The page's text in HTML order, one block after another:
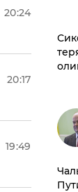
20:24
20:17
19:49